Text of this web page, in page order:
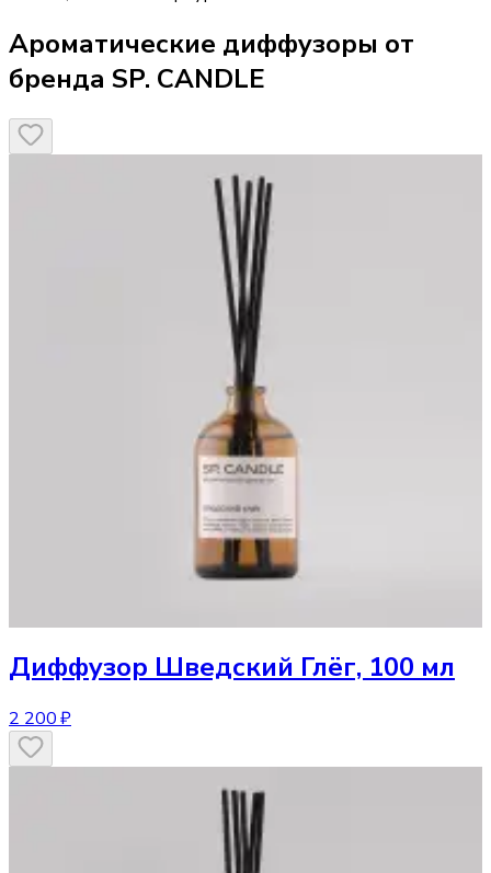
Ароматические диффузоры от
бренда SP. CANDLE
Диффузор Шведский Глёг, 100 мл
2 200 ₽